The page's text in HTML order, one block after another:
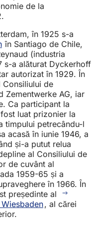
de la
în 1925 s-a
în Santiago de Chile,
(industria
s-a alăturat Dyckerhoff
autorizat în 1929. În
Consiliului de
Zementwerke AG, iar
Ca participant la
luat prizonier la
timpului petrecându-l
acasă în iunie 1946, a
și-a putut relua
al Consiliului de
de cuvânt al
1959-65 și a
în 1966. În
președinte al
, al cărei